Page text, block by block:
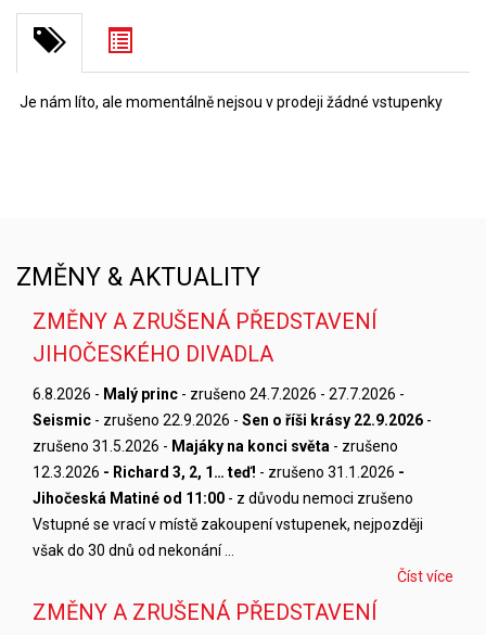
Je nám líto, ale momentálně nejsou v prodeji žádné vstupenky
ZMĚNY & AKTUALITY
ZMĚNY A ZRUŠENÁ PŘEDSTAVENÍ
JIHOČESKÉHO DIVADLA
6.8.2026 - Malý princ - zrušeno 24.7.2026 - 27.7.2026 -
Seismic - zrušeno 22.9.2026 - Sen o říši krásy 22.9.2026 -
zrušeno 31.5.2026 - Majáky na konci světa - zrušeno
12.3.2026 - Richard 3, 2, 1… teď! - zrušeno 31.1.2026 -
Jihočeská Matiné od 11:00 - z důvodu nemoci zrušeno
Vstupné se vrací v místě zakoupení vstupenek, nejpozději
však do 30 dnů od nekonání …
Číst více
ZMĚNY A ZRUŠENÁ PŘEDSTAVENÍ